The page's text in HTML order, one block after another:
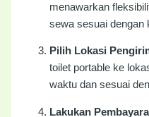
menawarkan
sewa sesuai dengan
Pilih Lokasi
toilet portable ke
waktu dan sesuai
Lakukan